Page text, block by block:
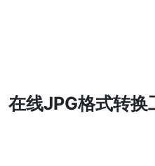
在线JPG格式转换